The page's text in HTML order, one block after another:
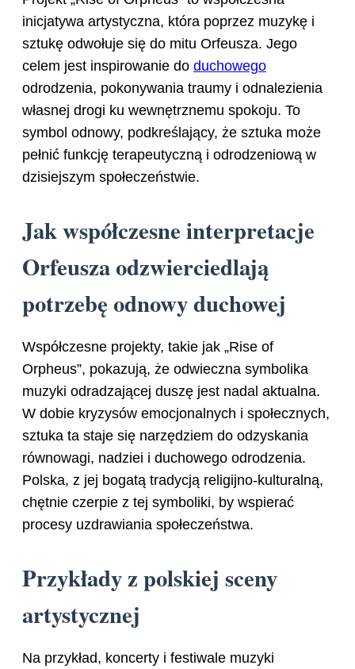
inicjatywa artystyczna, która poprzez muzykę i
sztukę odwołuje się do mitu Orfeusza. Jego
celem jest inspirowanie do duchowego
odrodzenia, pokonywania traumy i odnalezienia
własnej drogi ku wewnętrznemu spokoju. To
symbol odnowy, podkreślający, że sztuka może
pełnić funkcję terapeutyczną i odrodzeniową w
dzisiejszym społeczeństwie.
Jak współczesne interpretacje
Orfeusza odzwierciedlają
potrzebę odnowy duchowej
Współczesne projekty, takie jak „Rise of
Orpheus”, pokazują, że odwieczna symbolika
muzyki odradzającej duszę jest nadal aktualna.
W dobie kryzysów emocjonalnych i społecznych,
sztuka ta staje się narzędziem do odzyskania
równowagi, nadziei i duchowego odrodzenia.
Polska, z jej bogatą tradycją religijno-kulturalną,
chętnie czerpie z tej symboliki, by wspierać
procesy uzdrawiania społeczeństwa.
Przykłady z polskiej sceny
artystycznej
Na przykład, koncerty i festiwale muzyki